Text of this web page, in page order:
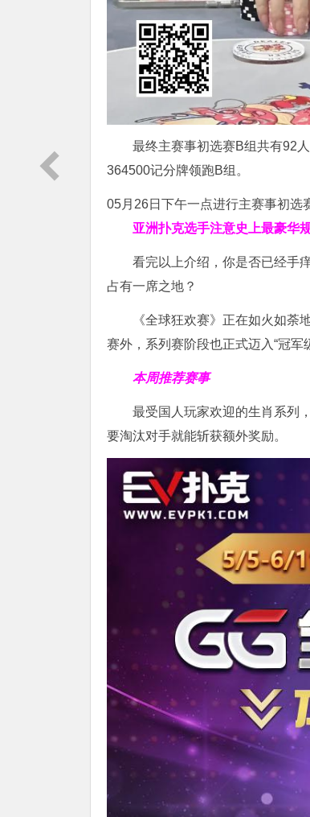
最终主赛事初选赛B组共有92
364500记分牌领跑B组。
05月26日下午一点进行主赛事初选
亚洲扑克选手注意史上最豪华
看完以上介绍，你是否已经手
占有一席之地？
《全球狂欢赛》正在如火如
赛外，系列赛阶段也正式迈入“冠军
本周推荐赛事
最受国人玩家欢迎的生肖系列
要淘汰对手就能斩获额外奖励。